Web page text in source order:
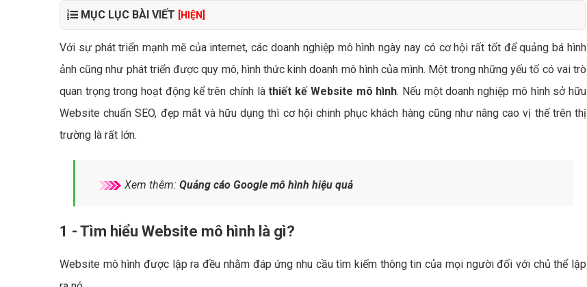
Bảng giá quảng cáo Banner
Bảng giá quản trị Website
Bảng giá quản trị Fanpage Facebook
MỤC LỤC BÀI VIẾT [HIỆN]
Với sự phát triển mạnh mẽ của internet, các doanh nghiệp mô hình ngày nay có cơ hội rất tốt để quảng bá hình
ảnh cũng như phát triển được quy mô, hình thức kinh doanh mô hình của mình. Một trong những yếu tố có vai trò
quan trọng trong hoạt động kể trên chính làthiết kế Website mô hình. Nếu một doanh nghiệp mô hình sở hữu
Website chuẩn SEO, đẹp mắt và hữu dụng thì cơ hội chinh phục khách hàng cũng như nâng cao vị thế trên thị
trường là rất lớn.
Xem thêm: Quảng cáo Google mô hình hiệu quả
1 - Tìm hiểu Website mô hình là gì?
Website mô hình được lập ra đều nhằm đáp ứng nhu cầu tìm kiếm thông tin của mọi người đối với chủ thể lập